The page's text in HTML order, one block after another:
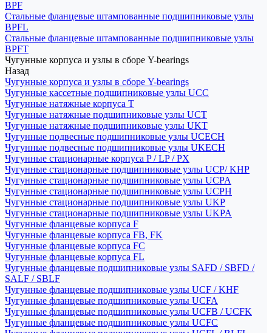
BPF
Стальные фланцевые штампованные подшипниковые узлы
BPFL
Стальные фланцевые штампованные подшипниковые узлы
BPFT
Чугунные корпуса и узлы в сборе Y-bearings
Назад
Чугунные корпуса и узлы в сборе Y-bearings
Чугунные кассетные подшипниковые узлы UCC
Чугунные натяжные корпуса T
Чугунные натяжные подшипниковые узлы UCT
Чугунные натяжные подшипниковые узлы UKT
Чугунные подвесные подшипниковые узлы UCECH
Чугунные подвесные подшипниковые узлы UKECH
Чугунные стационарные корпуса P / LP / PX
Чугунные стационарные подшипниковые узлы UCP/ KHP
Чугунные стационарные подшипниковые узлы UCPA
Чугунные стационарные подшипниковые узлы UCPH
Чугунные стационарные подшипниковые узлы UKP
Чугунные стационарные подшипниковые узлы UKPA
Чугунные фланцевые корпуса F
Чугунные фланцевые корпуса FB, FK
Чугунные фланцевые корпуса FC
Чугунные фланцевые корпуса FL
Чугунные фланцевые подшипниковые узлы SAFD / SBFD /
SALF / SBLF
Чугунные фланцевые подшипниковые узлы UCF / KHF
Чугунные фланцевые подшипниковые узлы UCFA
Чугунные фланцевые подшипниковые узлы UCFB / UCFK
Чугунные фланцевые подшипниковые узлы UCFC